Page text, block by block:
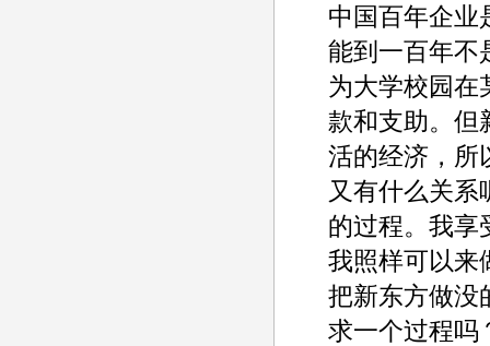
中国百年企业
能到一百年不
为大学校园在
款和支助。但
活的经济，所
又有什么关系
的过程。我享
我照样可以来
把新东方做没
求一个过程吗